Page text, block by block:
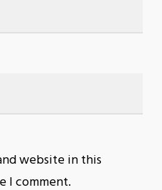
website in this
I comment.